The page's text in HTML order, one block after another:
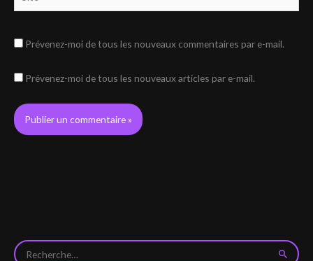
Prévenez-moi de tous les nouveaux commentaires par e-mail.
Prévenez-moi de tous les nouveaux articles par e-mail.
R